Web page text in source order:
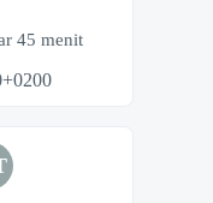
45 menit